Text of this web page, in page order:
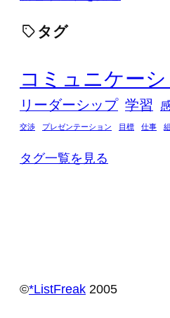
タグ
コミュニケー
リーダーシップ 学習
交渉 プレゼンテーション 目標 仕事
タグ一覧を見る
©️*ListFreak 2005